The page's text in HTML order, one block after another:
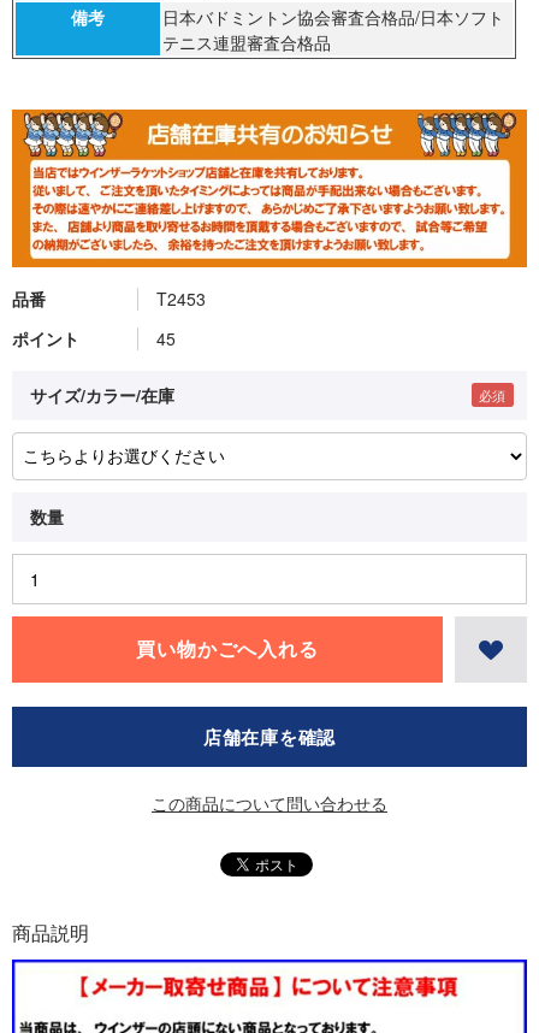
品番
T2453
ポイント
45
サイズ/カラー/在庫
店舗在庫を確認
この商品について問い合わせる
備考
日本バドミントン協会審査合格品/日本ソフト
テニス連盟審査合格品
商品説明